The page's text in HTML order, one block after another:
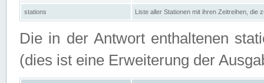
stations Liste aller Stationen mit ihren Zeitreihen, die
Die in der Antwort enthaltenen
(dies ist eine Erweiterung der